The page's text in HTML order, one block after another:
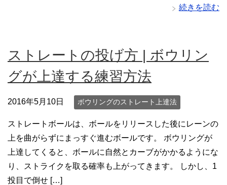
続きを読む
ストレートの投げ方 | ボウリン
グが上達する練習方法
2016年5月10日 ボウリングのストレート上達法
ストレートボールは、ボールをリリースした後にレーンの
上を曲がらずにまっすぐ進むボールです。 ボウリングが
上達してくると、ボールに自然とカーブがかかるようにな
り、ストライクを取る確率も上がってきます。 しかし、1
投目で倒せ […]